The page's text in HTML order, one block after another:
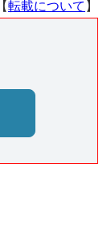
転載について 】